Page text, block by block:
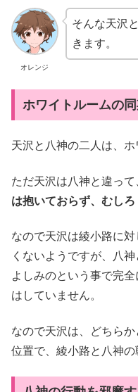
オレンジ
そんな天沢
きます。
ホワイトルームの同
天沢と八神の二人は、ホ
ただ天沢は八神と違って
は抱いておらず、むしろ
なので天沢は綾小路に
くないようですが、八
よしみのという事で完
はしていません。
なので天沢は、どちら
位置で、綾小路と八神の